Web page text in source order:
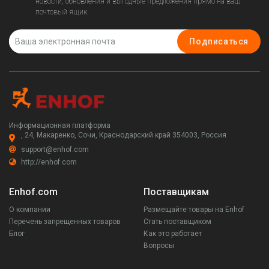
почтовый ящик.
Подписаться
Информационная платформа
, 24, Макаренко, Сочи, Краснодарский край 354003, Россия
support@enhof.com
http://enhof.com
Enhof.com
О компании
Перечень запрещенных товаров
Блог
Поставщикам
Размещайте товары на Enhof
Стать поставщиком
Как это работает
Вопросы